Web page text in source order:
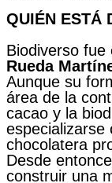
QUIÉN ESTÁ
Biodiverso fue
Rueda
Aunque su
área de la
cacao y la
especializarse
chocolatera
Desde
construir una